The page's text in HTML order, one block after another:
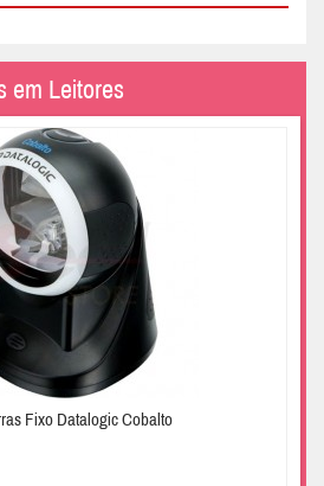
em Leitores
Fixo Datalogic Cobalto